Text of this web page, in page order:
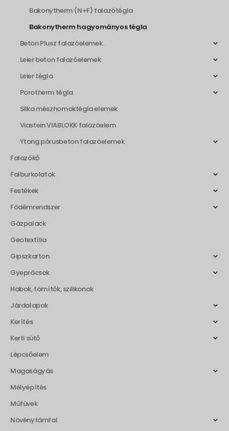
Bakonytherm (N+F) falazótégla
Bakonytherm hagyományos tégla
Beton Plusz falazóelemek
Leier beton falazóelemek
Leier tégla
Porotherm tégla
Silka mészhomoktégla elemek
Viastein VIABLOKK falazóelem
Ytong pórusbeton falazóelemek
Falazókő
Falburkolatok
Festékek
Födémrendszer
Gázpalack
Geotextília
Gipszkarton
Gyeprácsok
Habok, tömítők, szilikonok
Járdalapok
Kerítés
Kerti sütő
Lépcsőelem
Magaságyás
Mélyépítés
Műfüvek
Növénytámfal